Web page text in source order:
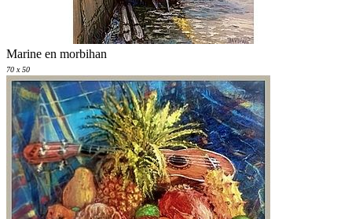
Marine en morbihan
70 x 50